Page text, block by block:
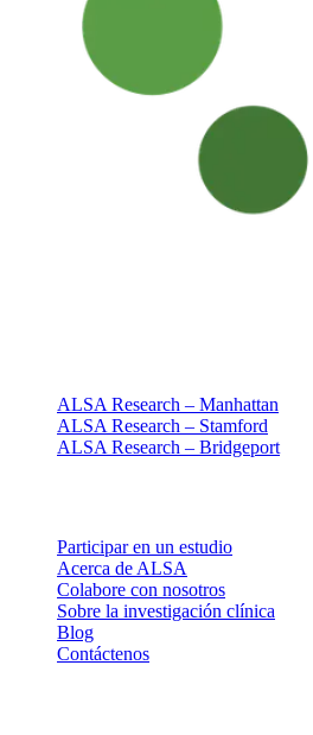
ALSA Research – Manhattan
ALSA Research – Stamford
ALSA Research – Bridgeport
Participar en un estudio
Acerca de ALSA
Colabore con nosotros
Sobre la investigación clínica
Blog
Contáctenos